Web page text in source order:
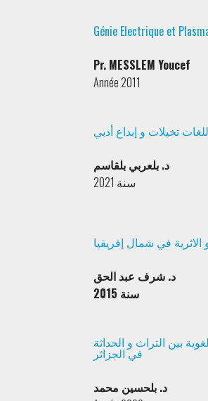
Génie Electrique et
Pr. MESSLEM Youcef
Année 2011
تخيلات و إبداع أدبي
د. بلعربي بلقاسم
الاثرية في شمال إفريقيا
د. شرف عبد الحق
سنة 2015
بين التراث و الحداثة
في الجزائر
د. بلحسين محمد